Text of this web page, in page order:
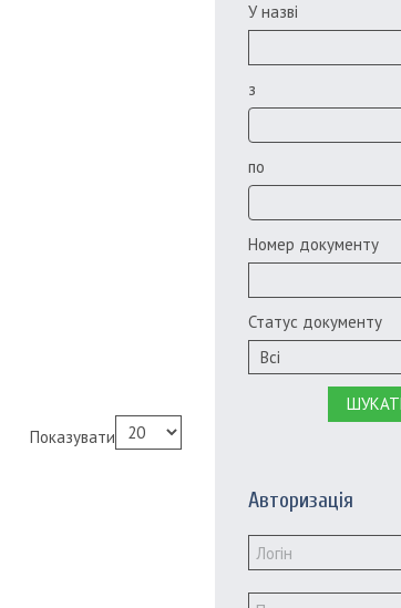
Показувати
У назві
з
по
Номер документу
Статус документу
Авторизація